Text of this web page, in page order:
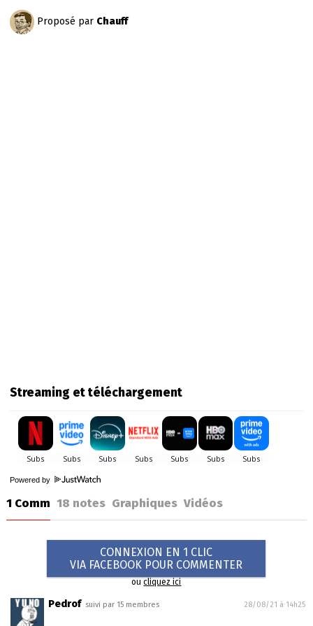
Proposé par Chauff
Streaming et téléchargement
Powered by
1 Comm 18 notes Graphiques Vidéos
CONNEXION EN 1 CLIC
VIA FACEBOOK POUR COMMENTER
oucliquez ici
Pedrof suivi par 15 membres 28/08/21 à 14h25